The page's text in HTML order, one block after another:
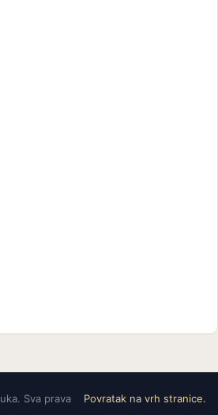
Povratak na vrh stranice.
Sva prava